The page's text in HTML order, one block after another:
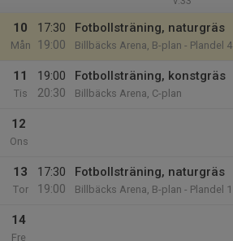
10
Mån
17:30
19:00
Fotbollsträning, naturgräs
Billbäcks Arena, B-plan - Plandel 4
11
Tis
19:00
20:30
Fotbollsträning, konstgräs
Billbäcks Arena, C-plan
12
Ons
13
Tor
17:30
19:00
Fotbollsträning, naturgräs
Billbäcks Arena, B-plan - Plandel 1
14
Fre